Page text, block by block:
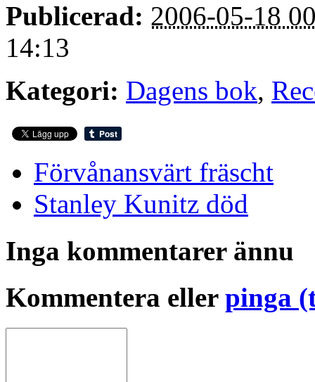
Publicerad: 2006-05-18
14:13
Kategori: Dagens bok,
Förvånansvärt fräscht
Stanley Kunitz död
Inga kommentarer ännu
Kommentera eller pinga